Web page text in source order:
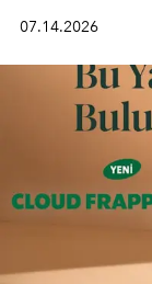
lüks"
müziği ve açık
altında sunuyor.
07.14.2026